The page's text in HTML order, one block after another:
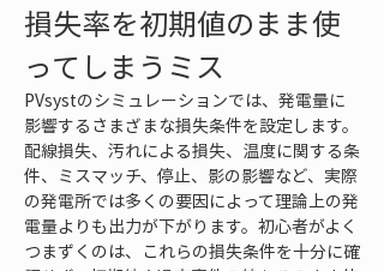
損失率を初期値のまま使
ってしまうミス
PVsystのシミュレーションでは、発電量に
影響するさまざまな損失条件を設定します。
配線損失、汚れによる損失、温度に関する条
件、ミスマッチ、停止、影の影響など、実際
の発電所では多くの要因によって理論上の発
電量よりも出力が下がります。初心者がよく
つまずくのは、これらの損失条件を十分に確